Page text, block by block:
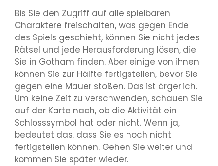
Bis Sie den Zugriff auf alle spielbaren
Charaktere freischalten, was gegen Ende
des Spiels geschieht, können Sie nicht jedes
Rätsel und jede Herausforderung lösen, die
Sie in Gotham finden. Aber einige von ihnen
können Sie zur Hälfte fertigstellen, bevor Sie
gegen eine Mauer stoßen. Das ist ärgerlich.
Um keine Zeit zu verschwenden, schauen Sie
auf der Karte nach, ob die Aktivität ein
Schlosssymbol hat oder nicht. Wenn ja,
bedeutet das, dass Sie es noch nicht
fertigstellen können. Gehen Sie weiter und
kommen Sie später wieder.